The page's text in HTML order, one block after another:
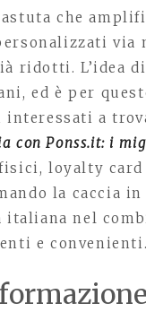
che
via
ridotti. L’idea
ed è per
a
con Ponss.it: i
loyalty
la caccia
italiana nel
e convenienti.